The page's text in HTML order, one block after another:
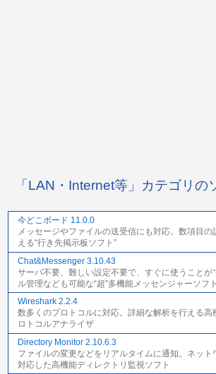
「LAN・Internet等」カテゴリの
今どこボード 11.0.0
メッセージやファイルの送受信にも対応。数項目の
える“行き先掲示板ソフト”
Chat&Messenger 3.10.43
サーバ不要、難しい設定不要で、すぐに使うことが
ル管理なども可能な“超”多機能メッセンジャーソフト
Wireshark 2.2.4
数多くのプロトコルに対応。詳細な解析を行える高
ロトコルアナライザ
Directory Monitor 2.10.6.3
ファイルの変更などをリアルタイムに通知。ネット
対応した高機能ディレクトリ監視ソフト